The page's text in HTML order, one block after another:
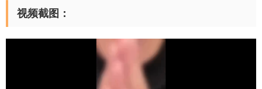
视频截图：